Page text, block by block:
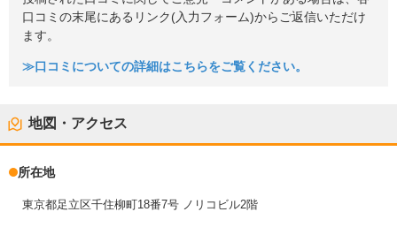
口コミの末尾にあるリンク(入力フォーム)からご返信いただけ
ます。
≫口コミについての詳細はこちらをご覧ください。
地図・アクセス
所在地
東京都足立区千住柳町18番7号 ノリコビル2階